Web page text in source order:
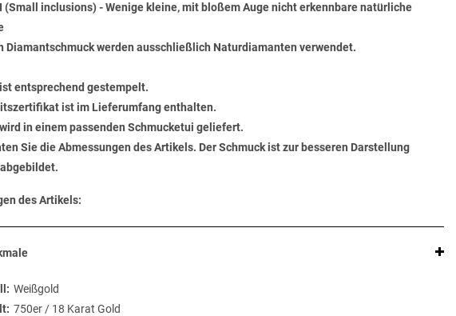
(Small inclusions) - Wenige kleine, mit bloßem Auge nicht erkennbare natürliche
Diamantschmuck werden ausschließlich Naturdiamanten verwendet.
entsprechend gestempelt.
ist im Lieferumfang enthalten.
in einem passenden Schmucketui geliefert.
Sie die Abmessungen des Artikels. Der Schmuck ist zur besseren Darstellung
des Artikels:
Weißgold
750er / 18 Karat Gold